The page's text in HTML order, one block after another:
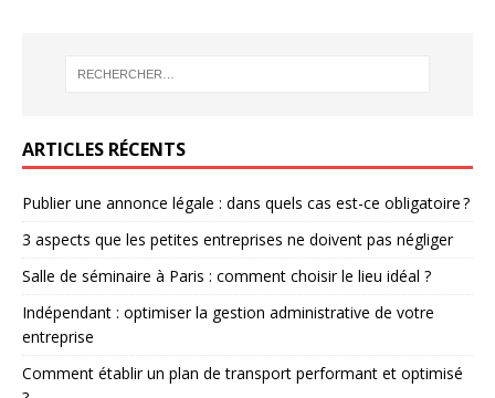
ARTICLES RÉCENTS
Publier une annonce légale : dans quels cas est-ce obligatoire ?
3 aspects que les petites entreprises ne doivent pas négliger
Salle de séminaire à Paris : comment choisir le lieu idéal ?
Indépendant : optimiser la gestion administrative de votre
entreprise
Comment établir un plan de transport performant et optimisé